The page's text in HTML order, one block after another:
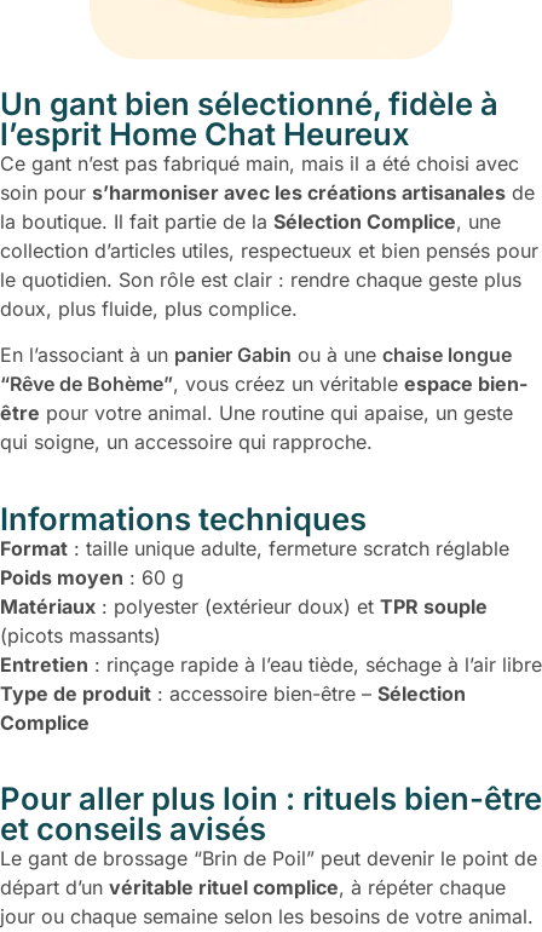
Un gant bien sélectionné, fidèle à
l’esprit Home Chat Heureux
Ce gant n’est pas fabriqué main, mais il a été choisi avec
soin pour s’harmoniser avec les créations artisanales de
la boutique. Il fait partie de la Sélection Complice, une
collection d’articles utiles, respectueux et bien pensés pour
le quotidien. Son rôle est clair : rendre chaque geste plus
doux, plus fluide, plus complice.
En l’associant à un panier Gabin ou à une chaise longue
“Rêve de Bohème”, vous créez un véritable espace bien-
être pour votre animal. Une routine qui apaise, un geste
qui soigne, un accessoire qui rapproche.
Informations techniques
Format : taille unique adulte, fermeture scratch réglable
Poids moyen : 60 g
Matériaux : polyester (extérieur doux) et TPR souple
(picots massants)
Entretien : rinçage rapide à l’eau tiède, séchage à l’air libre
Type de produit : accessoire bien-être – Sélection
Complice
Pour aller plus loin : rituels bien-être
et conseils avisés
Le gant de brossage “Brin de Poil” peut devenir le point de
départ d’un véritable rituel complice, à répéter chaque
jour ou chaque semaine selon les besoins de votre animal.